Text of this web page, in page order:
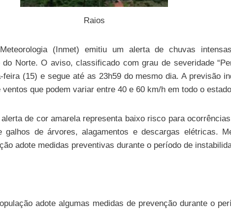
Raios
(Inmet) emitiu um alerta de chuvas
Norte. O aviso, classificado com grau de severidade
(15) e segue até as 23h59 do mesmo dia. A previsão
que podem variar entre 40 e 60 km/h em todo o
de cor amarela representa baixo risco para
galhos de árvores, alagamentos e descargas elétricas.
adote medidas preventivas durante o período de
adote algumas medidas de prevenção durante o